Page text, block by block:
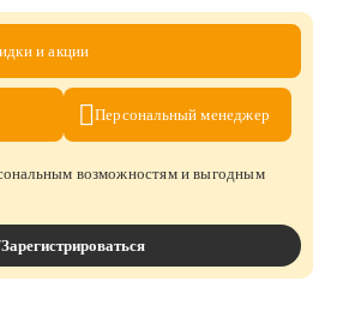
и акции
Персональныйменеджер
возможностям и выгодным